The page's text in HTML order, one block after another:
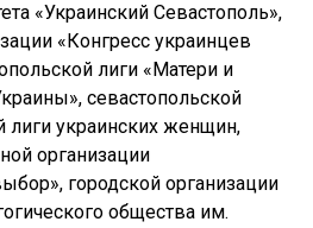
«Украинский Севастополь»,
«Конгресс украинцев
лиги «Матери и
севастопольской
лиги украинских женщин,
организации
городской организации
общества им.